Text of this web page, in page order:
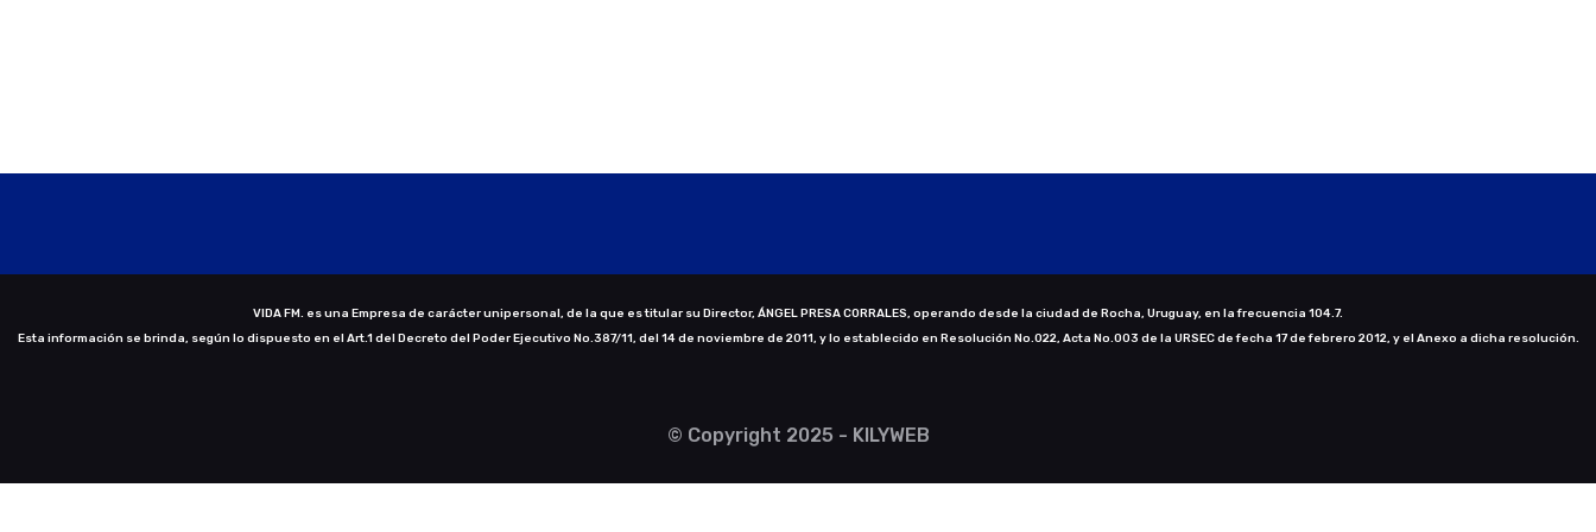
VIDA FM. es una Empresa de carácter unipersonal, de la que es titular su Director, ÁNGEL PRESA CORRALES, operando desde la ciudad de Rocha, Uruguay, en la frecuencia 104.7.
Esta información se brinda, según lo dispuesto en el Art.1 del Decreto del Poder Ejecutivo No.387/11, del 14 de noviembre de 2011, y lo establecido en Resolución No.022, Acta No.003 de la URSEC de fecha 17 de febrero 2012, y el Anexo a dicha resolución.
© Copyright 2025 - KILYWEB